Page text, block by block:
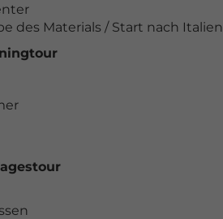
des Materials / Start nach Italien